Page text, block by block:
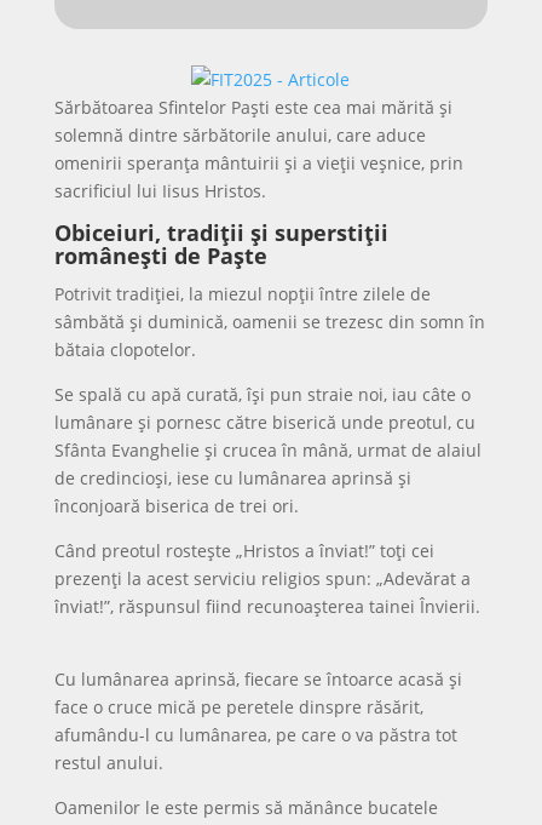
Sărbătoarea Sfintelor Paști este cea mai mărită şi
solemnă dintre sărbătorile anului, care aduce
omenirii speranţa mântuirii şi a vieţii veşnice, prin
sacrificiul lui Iisus Hristos.
Obiceiuri, tradiții și superstiții
românești de Paște
Potrivit tradiţiei, la miezul nopţii între zilele de
sâmbătă şi duminică, oamenii se trezesc din somn în
bătaia clopotelor.
Se spală cu apă curată, îşi pun straie noi, iau câte o
lumânare şi pornesc către biserică unde preotul, cu
Sfânta Evanghelie şi crucea în mână, urmat de alaiul
de credincioşi, iese cu lumânarea aprinsă şi
înconjoară biserica de trei ori.
Când preotul rostește „Hristos a înviat!” toţi cei
prezenţi la acest serviciu religios spun: „Adevărat a
înviat!”, răspunsul fiind recunoaşterea tainei Învierii.
Cu lumânarea aprinsă, fiecare se întoarce acasă şi
face o cruce mică pe peretele dinspre răsărit,
afumându-l cu lumânarea, pe care o va păstra tot
restul anului.
Oamenilor le este permis să mănânce bucatele